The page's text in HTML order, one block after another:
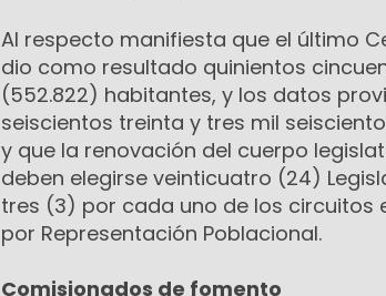
Al respecto manifiesta que el último
dio como resultado quinientos
(552.822) habitantes, y los datos
seiscientos treinta y tres mil
y que la renovación del cuerpo
deben elegirse veinticuatro (24)
tres (3) por cada uno de los circuitos
por Representación Poblacional.
Comisionados de fomento